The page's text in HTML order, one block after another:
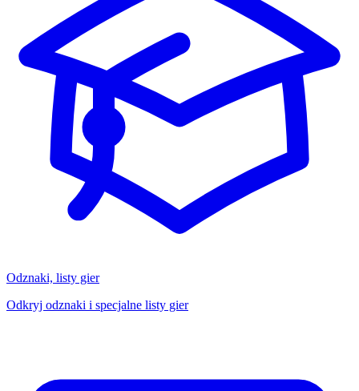
Odznaki, listy gier
Odkryj odznaki i specjalne listy gier